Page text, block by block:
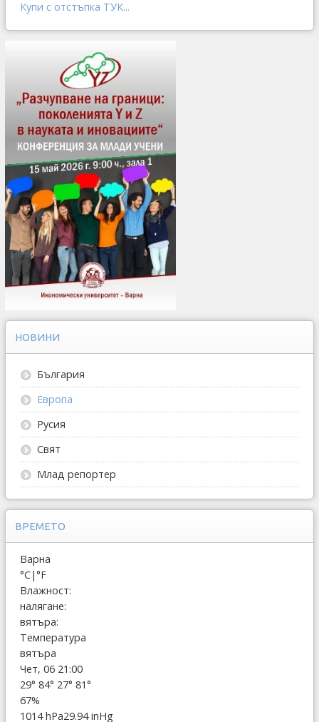
Купи с отстъпка ТУК...
НОВИНИ
България
Европа
Русия
Свят
Млад репортер
ВРЕМЕТО
Варна
°C|°F
Влажност:
налягане:
вятъра:
Температура
вятъра
Чет, 06 21:00
29° 84° 27° 81°
67%
1014 hPa29.94 inHg